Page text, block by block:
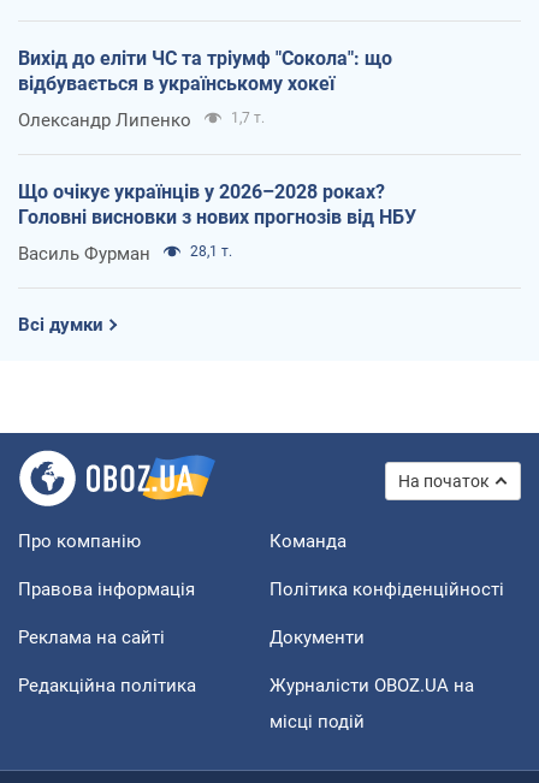
Вихід до еліти ЧС та тріумф "Сокола": що
відбувається в українському хокеї
Олександр Липенко 1,7 т.
Що очікує українців у 2026–2028 роках?
Головні висновки з нових прогнозів від НБУ
Василь Фурман 28,1 т.
Всі думки
На початок
Про компанію Команда
Правова інформація Політика конфіденційності
Реклама на сайті Документи
Редакційна політика
Журналісти OBOZ.UA на
місці подій